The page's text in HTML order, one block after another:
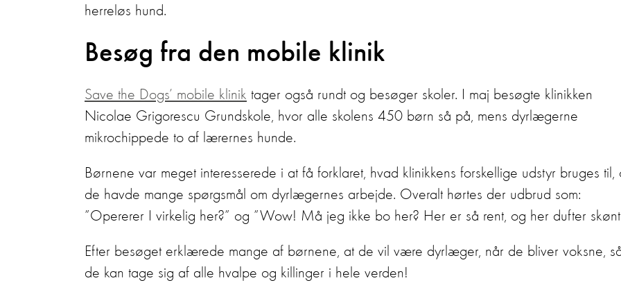
herreløs hund.
Besøg fra den mobile klinik
Save the Dogs’ mobile klinik tager også rundt og besøger skoler. I maj besøgte klinikken
Nicolae Grigorescu Grundskole, hvor alle skolens 450 børn så på, mens dyrlægerne
mikrochippede to af lærernes hunde.
Børnene var meget interesserede i at få forklaret, hvad klinikkens forskellige udstyr bruges til,
de havde mange spørgsmål om dyrlægernes arbejde. Overalt hørtes der udbrud som:
”Opererer I virkelig her?” og ”Wow! Må jeg ikke bo her? Her er så rent, og her dufter
Efter besøget erklærede mange af børnene, at de vil være dyrlæger, når de bliver voksne,
de kan tage sig af alle hvalpe og killinger i hele verden!